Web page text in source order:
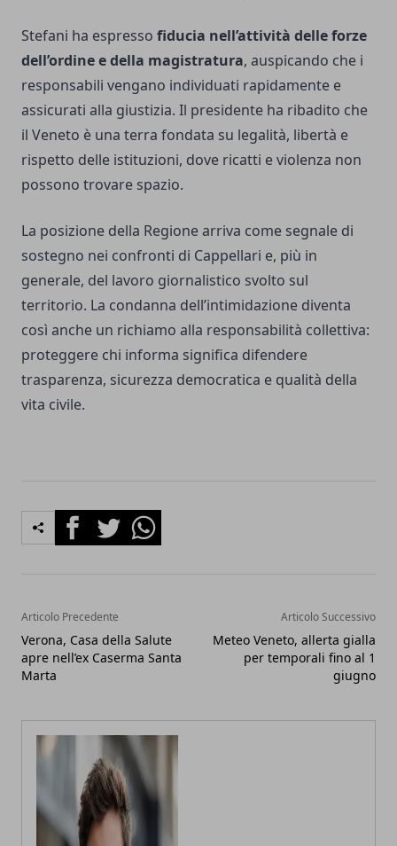
Stefani ha espresso fiducia nell’attività delle forze
dell’ordine e della magistratura, auspicando che i
responsabili vengano individuati rapidamente e
assicurati alla giustizia. Il presidente ha ribadito che
il Veneto è una terra fondata su legalità, libertà e
rispetto delle istituzioni, dove ricatti e violenza non
possono trovare spazio.
La posizione della Regione arriva come segnale di
sostegno nei confronti di Cappellari e, più in
generale, del lavoro giornalistico svolto sul
territorio. La condanna dell’intimidazione diventa
così anche un richiamo alla responsabilità collettiva:
proteggere chi informa significa difendere
trasparenza, sicurezza democratica e qualità della
vita civile.
FacebookTwitterWhatsapp
Articolo Precedente
Verona, Casa della Salute
apre nell’ex Caserma Santa
Marta
Articolo Successivo
Meteo Veneto, allerta gialla
per temporali fino al 1
giugno